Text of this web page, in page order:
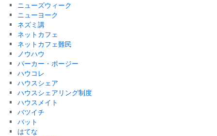
ニューズウィーク
ニューヨーク
ネズミ講
ネットカフェ
ネットカフェ難民
ノウハウ
パーカー・ポージー
ハウコレ
ハウスシェア
ハウスシェアリング制度
ハウスメイト
バツイチ
バット
はてな